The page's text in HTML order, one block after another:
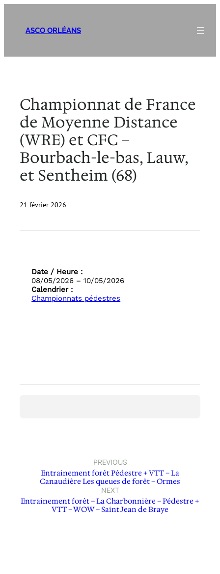
contenuASCO ORLÉANS
Championnat de France
de Moyenne Distance
(WRE) et CFC –
Bourbach-le-bas, Lauw,
et Sentheim (68)
21 février 2026
Date / Heure :
08/05/2026 – 10/05/2026
Calendrier :
Championnats pédestres
PREVIOUS
Entrainement forêt Pédestre + VTT – La
Canaudière Les queues de forêt – Ormes
NEXT
Entrainement forêt – La Charbonnière – Pédestre +
VTT – WOW – Saint Jean de Braye